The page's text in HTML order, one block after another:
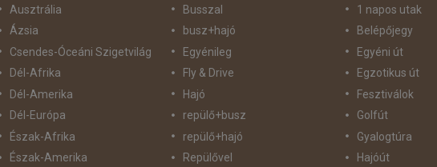
Ausztrália
Ázsia
Csendes-Óceáni Szigetvilág
Dél-Afrika
Dél-Amerika
Dél-Európa
Észak-Afrika
Észak-Amerika
Busszal
busz+hajó
Egyénileg
Fly & Drive
Hajó
repülő+busz
repülő+hajó
Repülővel
1 napos utak
Belépőjegy
Egyéni út
Egzotikus út
Fesztiválok
Golfút
Gyalogtúra
Hajóút